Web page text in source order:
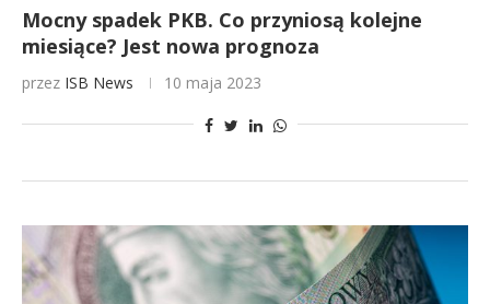
Mocny spadek PKB. Co przyniosą kolejne
miesiące? Jest nowa prognoza
przez ISB News 10 maja 2023